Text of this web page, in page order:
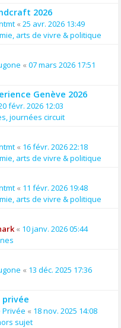
2026
« 25 avr. 2026 13:49
arts de vivre & politique
« 07 mars 2026 17:51
Genève 2026
févr. 2026 12:03
journées circuit
« 16 févr. 2026 22:18
arts de vivre & politique
« 11 févr. 2026 19:48
arts de vivre & politique
« 10 janv. 2026 05:44
« 13 déc. 2025 17:36
privée
Privée « 18 nov. 2025 14:08
sujet